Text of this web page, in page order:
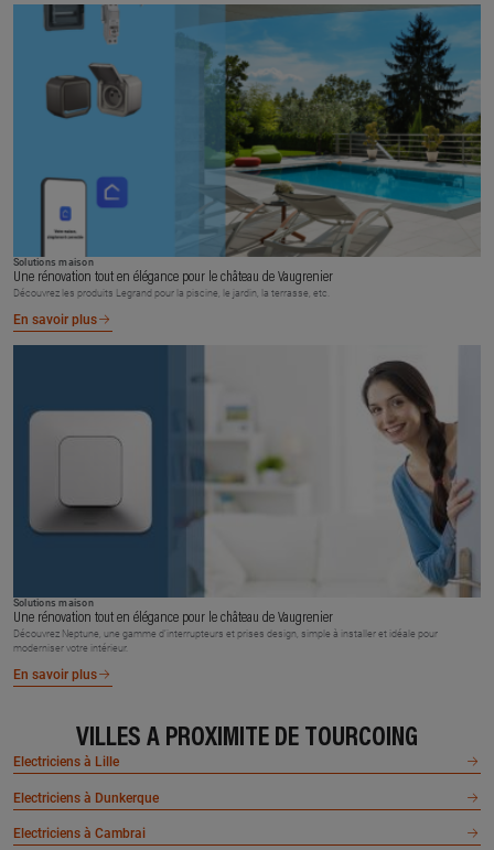
Solutions maison
Une rénovation tout en élégance pour le château de Vaugrenier
Découvrez les produits Legrand pour la piscine, le jardin, la terrasse, etc.
En savoir plus
Solutions maison
Une rénovation tout en élégance pour le château de Vaugrenier
Découvrez Neptune, une gamme d’interrupteurs et prises design, simple à installer et idéale pour
moderniser votre intérieur.
En savoir plus
VILLES À PROXIMITÉ DE TOURCOING
Electriciens à Lille
Electriciens à Dunkerque
Electriciens à Cambrai